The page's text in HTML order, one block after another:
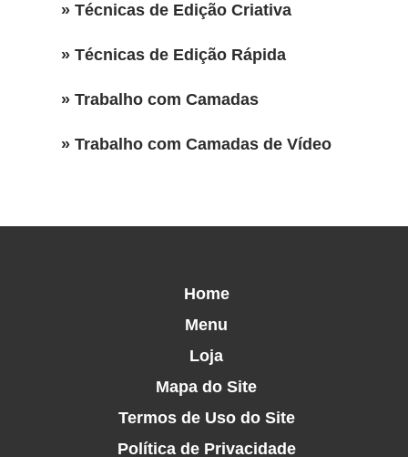
» Técnicas de Edição Criativa
» Técnicas de Edição Rápida
» Trabalho com Camadas
» Trabalho com Camadas de Vídeo
Home
Menu
Loja
Mapa do Site
Termos de Uso do Site
Política de Privacidade